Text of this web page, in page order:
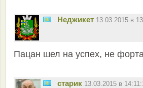
Неджикет 13.03.2015 в
Пацан шел на успех, не
старик 13.03.2015 в